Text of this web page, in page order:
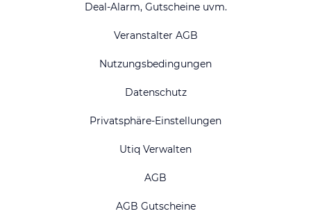
Deal-Alarm, Gutscheine uvm.
Veranstalter AGB
Nutzungsbedingungen
Datenschutz
Privatsphäre-Einstellungen
Utiq Verwalten
AGB
AGB Gutscheine